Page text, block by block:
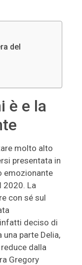
del
è e la
molto alto
presentata in
emozionante
2020. La
con sé sul
deciso di
parte Delia,
dalla
Gregory